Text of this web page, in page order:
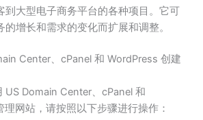
到大型电子商务平台的各种项目。它可
的增长和需求的变化而扩展和调整。
Center、cPanel 和 WordPress 创建
US Domain Center、cPanel 和
网站，请按照以下步骤进行操作：